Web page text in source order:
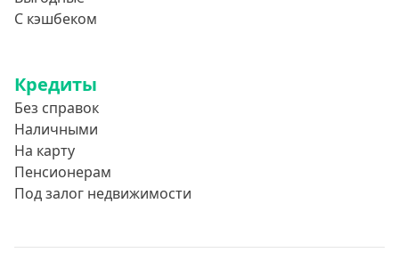
С кэшбеком
Кредиты
Без справок
Наличными
На карту
Пенсионерам
Под залог недвижимости